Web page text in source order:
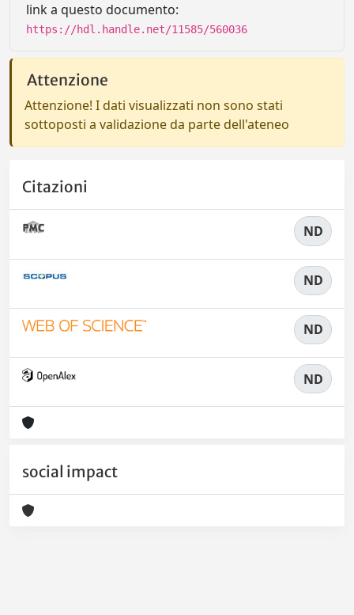
link a questo documento:
https://hdl.handle.net/11585/560036
Attenzione
Attenzione! I dati visualizzati non sono stati
sottoposti a validazione da parte dell'ateneo
Citazioni
ND
ND
ND
ND
social impact